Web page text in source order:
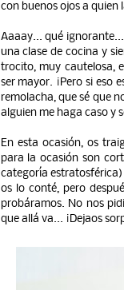
con buenos ojos a quien
Aaaay... qué
una clase de cocina y
trocito, muy cautelosa,
ser mayor. ¡Pero si eso
remolacha, que sé que
alguien me haga caso y
En esta ocasión, os
para la ocasión son
categoría
os lo conté, pero
probáramos. No nos
que allá va... ¡Dejaos